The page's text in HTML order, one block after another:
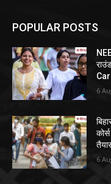
POPULAR POSTS
6
6